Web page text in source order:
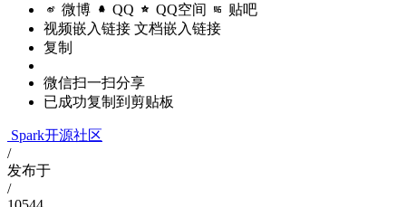
微博 QQ QQ空间 贴吧
视频嵌入链接 文档嵌入链接
复制
微信扫一扫分享
已成功复制到剪贴板
Spark开源社区
/
发布于
/